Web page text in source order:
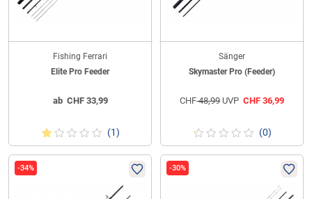
Fishing Ferrari
Elite Pro Feeder
ab CHF33,99
(1)
Sänger
Skymaster Pro (Feeder)
CHF48,99 UVP CHF 36,99
(0)
-34% -30%